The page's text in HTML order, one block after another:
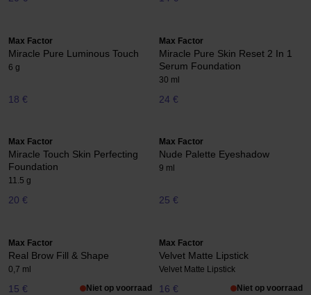
Max Factor
Miracle Pure Luminous Touch
6 g
18 €
Max Factor
Miracle Pure Skin Reset 2 In 1
Serum Foundation
30 ml
24 €
Max Factor
Miracle Touch Skin Perfecting
Foundation
11.5 g
20 €
Max Factor
Nude Palette Eyeshadow
9 ml
25 €
Max Factor
Real Brow Fill & Shape
0,7 ml
15 € Niet op voorraad
Max Factor
Velvet Matte Lipstick
Velvet Matte Lipstick
16 € Niet op voorraad